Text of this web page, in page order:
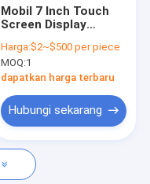
Mobil 7 Inch Touch
Screen Display
Khusus Resolusi
Tinggi
Harga:$2~$500 per piece
MOQ:1
dapatkan harga terbaru
Hubungi sekarang